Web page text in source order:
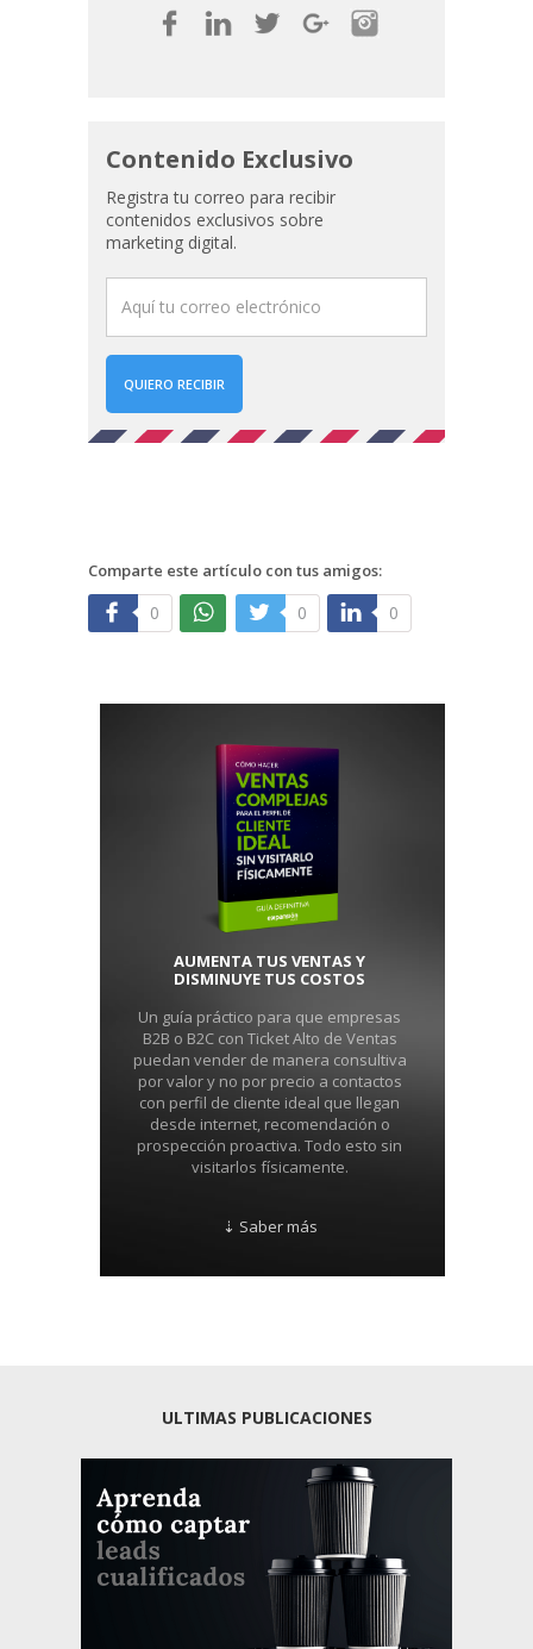
Contenido Exclusivo
Registra tu correo para recibir
contenidos exclusivos sobre
marketing digital.
QUIERO RECIBIR
Comparte este artículo con tus amigos:
0 0 0
AUMENTA TUS VENTAS Y
DISMINUYE TUS COSTOS
Un guía práctico para que empresas
B2B o B2C con Ticket Alto de Ventas
puedan vender de manera consultiva
por valor y no por precio a contactos
con perfil de cliente ideal que llegan
desde internet, recomendación o
prospección proactiva. Todo esto sin
visitarlos físicamente.
⇣ Saber más
ULTIMAS PUBLICACIONES